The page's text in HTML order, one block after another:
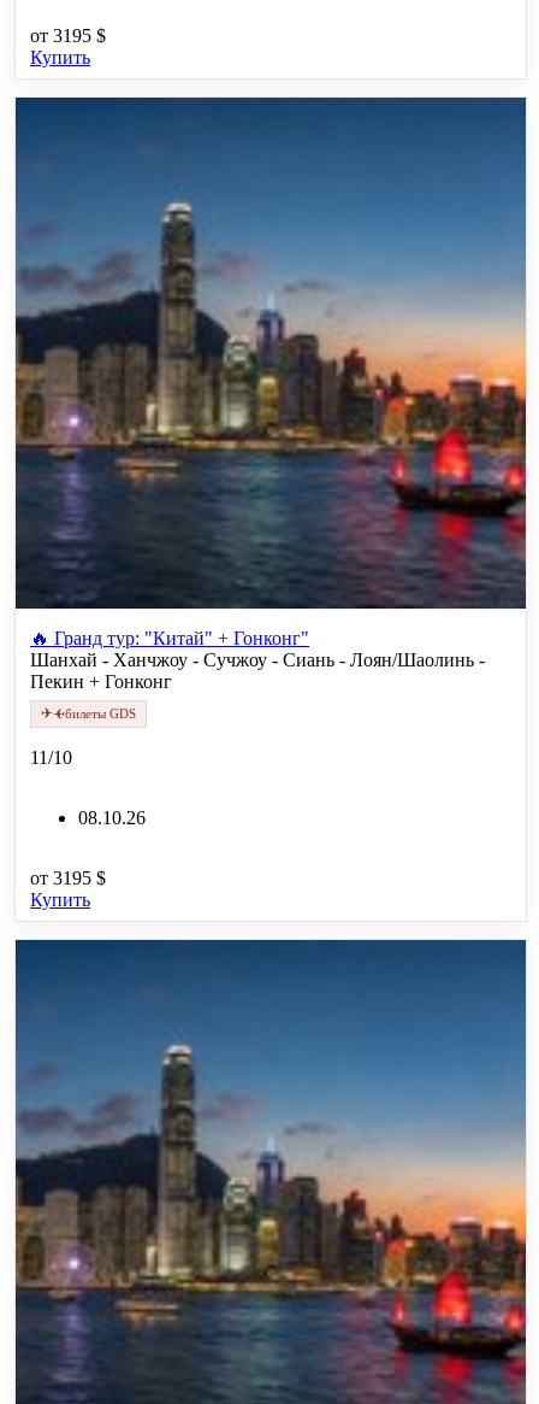
от 3195 $
Купить
🔥 Гранд тур: "Китай" + Гонконг"
Шанхай - Ханчжоу - Сучжоу - Сиань - Лоян/Шаолинь -
Пекин + Гонконг
✈✈билеты GDS
11/10
08.10.26
от 3195 $
Купить